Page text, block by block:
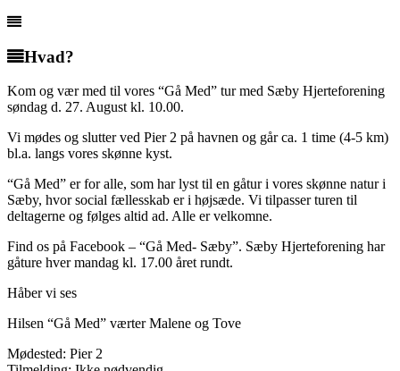
Hvad?
Kom og vær med til vores “Gå Med” tur med Sæby Hjerteforening
søndag d. 27. August kl. 10.00.
Vi mødes og slutter ved Pier 2 på havnen og går ca. 1 time (4-5 km)
bl.a. langs vores skønne kyst.
“Gå Med” er for alle, som har lyst til en gåtur i vores skønne natur i
Sæby, hvor social fællesskab er i højsæde. Vi tilpasser turen til
deltagerne og følges altid ad. Alle er velkomne.
Find os på Facebook – “Gå Med- Sæby”. Sæby Hjerteforening har
gåture hver mandag kl. 17.00 året rundt.
Håber vi ses
Hilsen “Gå Med” værter Malene og Tove
Mødested: Pier 2